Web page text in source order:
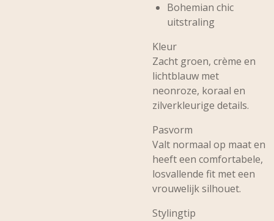
Bohemian chic
uitstraling
Kleur
Zacht groen, crème en
lichtblauw met
neonroze, koraal en
zilverkleurige details.
Pasvorm
Valt normaal op maat en
heeft een comfortabele,
losvallende fit met een
vrouwelijk silhouet.
Stylingtip